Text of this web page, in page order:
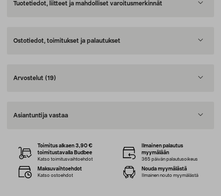
Tuotetiedot, liitteet ja mahdolliset varoitusmerkinnät
Ostotiedot, toimitukset ja palautukset
Arvostelut (19)
Asiantuntija vastaa
Toimitus alkaen 3,90 €
toimitustavalla Budbee
Katso toimitusvaihtoehdot
Ilmainen palautus
myymälään
365 päivän palautusoikeus
Maksuvaihtoehdot
Katso ostoehdot
Nouda myymälästä
Ilmainen nouto myymälästä